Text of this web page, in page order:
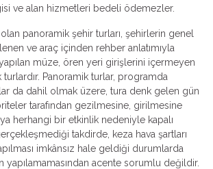
ve alan hizmetleri bedeli ödemezler.
panoramik şehir turları, şehirlerin genel
ve araç içinden rehber anlatımıyla
müze, ören yeri girişlerini içermeyen
Panoramik turlar, programda
da dahil olmak üzere, tura denk gelen gün
tarafından gezilmesine, girilmesine
herhangi bir etkinlik nedeniyle kapalı
takdirde, keza hava şartları
imkânsız hale geldiği durumlarda
yapılamamasından acente sorumlu değildir.